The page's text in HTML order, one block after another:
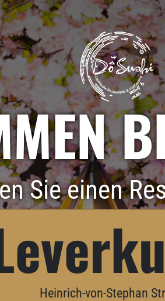
Sie einen
Heinrich-von-Stephan